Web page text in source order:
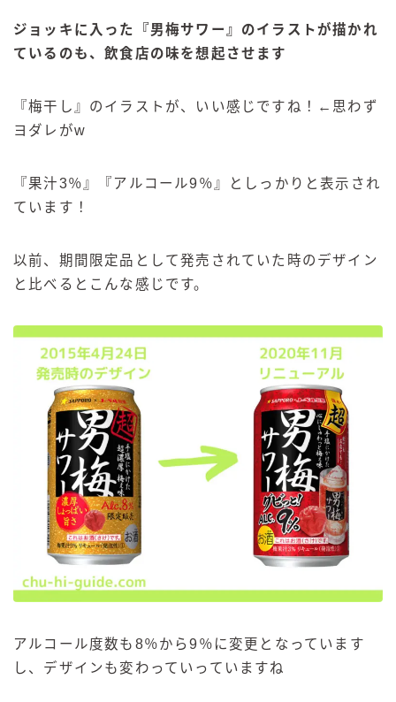
ジョッキに入った『男梅サワー』のイラストが描かれ
ているのも、飲食店の味を想起させます
『梅干し』のイラストが、いい感じですね！←思わず
ヨダレがw
『果汁3％』『アルコール9％』としっかりと表示され
ています！
以前、期間限定品として発売されていた時のデザイン
と比べるとこんな感じです。
アルコール度数も8％から9％に変更となっています
し、デザインも変わっていっていますね